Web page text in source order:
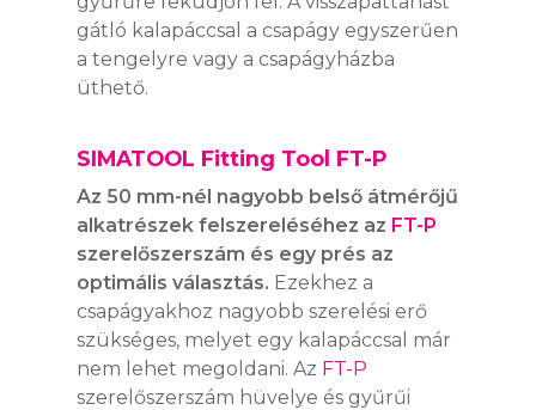
gátló kalapáccsal a csapágy egyszerűen
a tengelyre vagy a csapágyházba
üthető.
SIMATOOL Fitting Tool FT-P
Az 50 mm-nél nagyobb belső átmérőjű
alkatrészek felszereléséhez az FT-P
szerelőszerszám és egy prés az
optimális választás. Ezekhez a
csapágyakhoz nagyobb szerelési erő
szükséges, melyet egy kalapáccsal már
nem lehet megoldani. Az FT-P
szerelőszerszám hüvelye és gyűrűi
SIMALUBE
AUTOMATA
KENŐRENDSZER
KAPCSOLAT
WEBSHOP